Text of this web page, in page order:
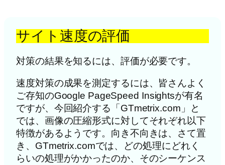
サイト速度の評価
対策の結果を知るには、評価が必要です。
速度対策の成果を測定するには、皆さんよく
ご存知のGoogle PageSpeed Insightsが有名
ですが、今回紹介する「GTmetrix.com」と
では、画像の圧縮形式に対してそれぞれ以下
特徴があるようです。向き不向きは、さて置
き、GTmetrix.comでは、どの処理にどれく
らいの処理がかかったのか、そのシーケンス